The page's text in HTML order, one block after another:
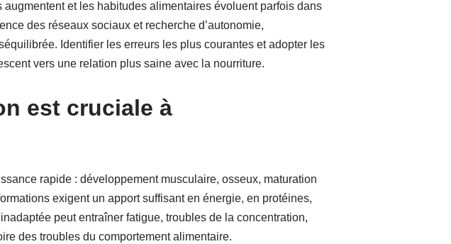
et les habitudes alimentaires évoluent parfois dans
des réseaux sociaux et recherche d’autonomie,
Identifier les erreurs les plus courantes et adopter les
vers une relation plus saine avec la nourriture.
est cruciale à
rapide : développement musculaire, osseux, maturation
exigent un apport suffisant en énergie, en protéines,
peut entraîner fatigue, troubles de la concentration,
des troubles du comportement alimentaire.